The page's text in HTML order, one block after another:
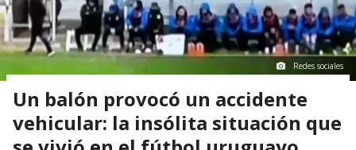
Redes sociales
Un balón provocó un accidente
vehicular: la insólita situación que